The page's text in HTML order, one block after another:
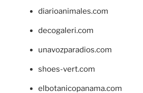
diarioanimales.com
decogaleri.com
unavozparadios.com
shoes-vert.com
elbotanicopanama.com